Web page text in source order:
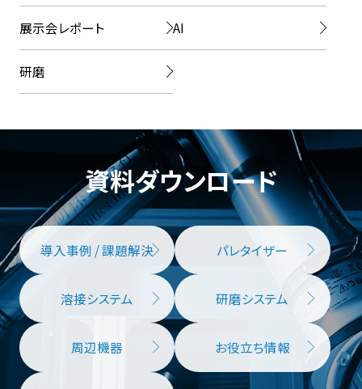
展示会レポート AI
研磨
資料ダウンロード
導入事例 / 課題解決 パレタイザー
溶接システム 研磨システム
周辺機器 お役立ち情報